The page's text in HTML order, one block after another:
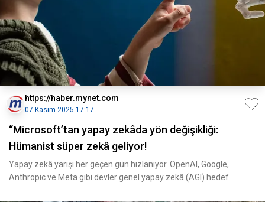
https://haber.mynet.com
07 Kasım 2025 17:17
“Microsoft’tan yapay zekâda yön değişikliği:
Hümanist süper zekâ geliyor!
Yapay zekâ yarışı her geçen gün hızlanıyor. OpenAI, Google,
Anthropic ve Meta gibi devler genel yapay zekâ (AGI) hedef